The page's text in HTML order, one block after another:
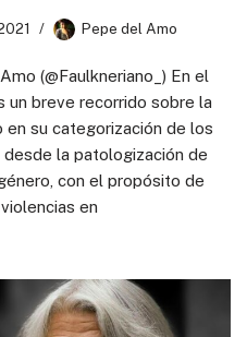
Pepe del Amo
(@Faulkneriano_) En el
un breve recorrido sobre la
su categorización de los
la patologización de
con el propósito de
en